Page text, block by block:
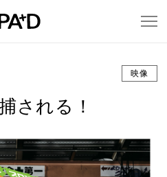
映像
される！